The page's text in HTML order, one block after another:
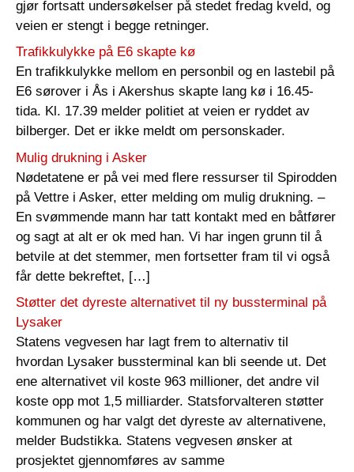
gjør fortsatt undersøkelser på stedet fredag kveld, og
veien er stengt i begge retninger.
Trafikkulykke på E6 skapte kø
En trafikkulykke mellom en personbil og en lastebil på
E6 sørover i Ås i Akershus skapte lang kø i 16.45-
tida. Kl. 17.39 melder politiet at veien er ryddet av
bilberger. Det er ikke meldt om personskader.
Mulig drukning i Asker
Nødetatene er på vei med flere ressurser til Spirodden
på Vettre i Asker, etter melding om mulig drukning. –
En svømmende mann har tatt kontakt med en båtfører
og sagt at alt er ok med han. Vi har ingen grunn til å
betvile at det stemmer, men fortsetter fram til vi også
får dette bekreftet, […]
Støtter det dyreste alternativet til ny bussterminal på
Lysaker
Statens vegvesen har lagt frem to alternativ til
hvordan Lysaker bussterminal kan bli seende ut. Det
ene alternativet vil koste 963 millioner, det andre vil
koste opp mot 1,5 milliarder. Statsforvalteren støtter
kommunen og har valgt det dyreste av alternativene,
melder Budstikka. Statens vegvesen ønsker at
prosjektet gjennomføres av samme